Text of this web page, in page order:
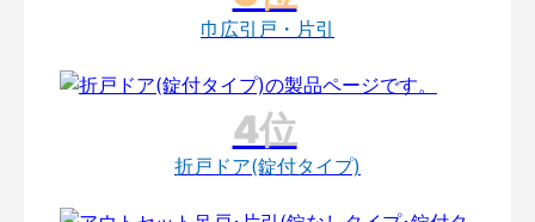
巾広引戸・片引
折戸ドア(錠付タイプ)